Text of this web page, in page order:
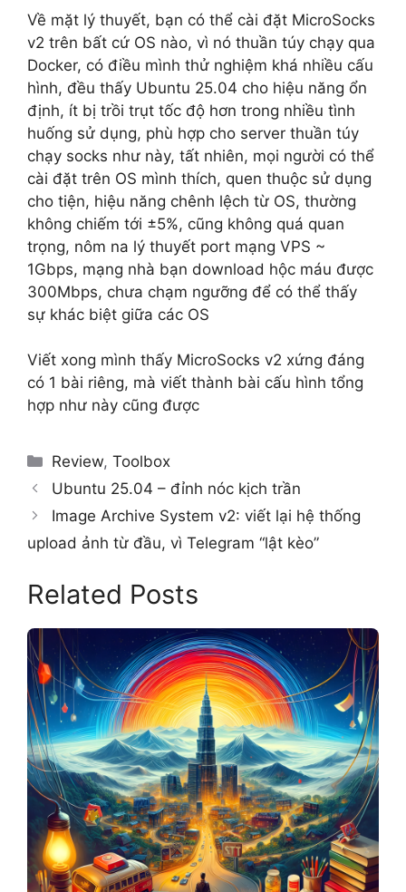
Về mặt lý thuyết, bạn có thể cài đặt MicroSocks
v2 trên bất cứ OS nào, vì nó thuần túy chạy qua
Docker, có điều mình thử nghiệm khá nhiều cấu
hình, đều thấy Ubuntu 25.04 cho hiệu năng ổn
định, ít bị trồi trụt tốc độ hơn trong nhiều tình
huống sử dụng, phù hợp cho server thuần túy
chạy socks như này, tất nhiên, mọi người có thể
cài đặt trên OS mình thích, quen thuộc sử dụng
cho tiện, hiệu năng chênh lệch từ OS, thường
không chiếm tới ±5%, cũng không quá quan
trọng, nôm na lý thuyết port mạng VPS ~
1Gbps, mạng nhà bạn download hộc máu được
300Mbps, chưa chạm ngưỡng để có thể thấy
sự khác biệt giữa các OS
Viết xong mình thấy MicroSocks v2 xứng đáng
có 1 bài riêng, mà viết thành bài cấu hình tổng
hợp như này cũng được
Categories
Review,Toolbox
Ubuntu 25.04 – đỉnh nóc kịch trần
Image Archive System v2: viết lại hệ thống
upload ảnh từ đầu, vì Telegram “lật kèo”
Related Posts